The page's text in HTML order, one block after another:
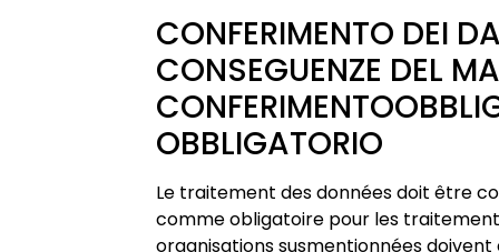
CONFERIMENTO DEI
CONSEGUENZE DEL
OBBLIGATORIO
Le traitement des données doit être
comme obligatoire pour les
organisations susmentionnées